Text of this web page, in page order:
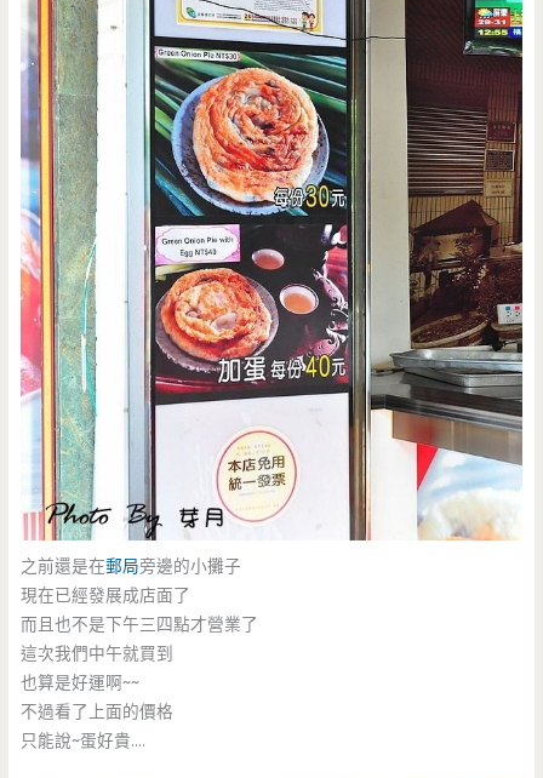
之前還是在郵局旁邊的小攤子
現在已經發展成店面了
而且也不是下午三四點才營業了
這次我們中午就買到
也算是好運啊~~
不過看了上面的價格
只能說~蛋好貴….